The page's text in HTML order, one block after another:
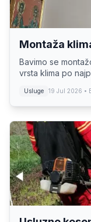
Montaža
Bavimo se
vrsta klima po
Usluge 19 Jul 2026 •